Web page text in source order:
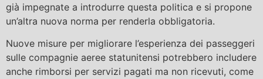
già impegnate a introdurre questa politica e si propone
un’altra nuova norma per renderla obbligatoria.
Nuove misure per migliorare l’esperienza dei passeggeri
sulle compagnie aeree statunitensi potrebbero includere
anche rimborsi per servizi pagati ma non ricevuti, come